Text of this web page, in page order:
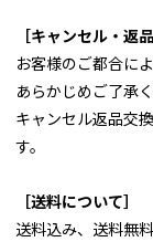
［キャンセル・返
お客様のご都合に
あらかじめご了承く
キャンセル返品交
す。
［送料について］
送料込み、送料無